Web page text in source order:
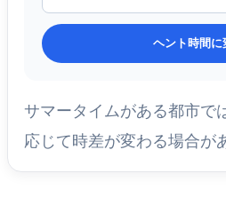
ヘント時間に
サマータイムがある都市で
応じて時差が変わる場合が